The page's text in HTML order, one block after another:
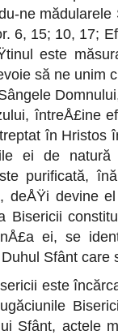
ne
6, 15; 10, 17;
este
să ne unim
întreÅ£ine
în Hristos
ei de
purificată,
deÅŸi devine
Bisericii
ei, se
Sfânt care
este
Sfânt, actele